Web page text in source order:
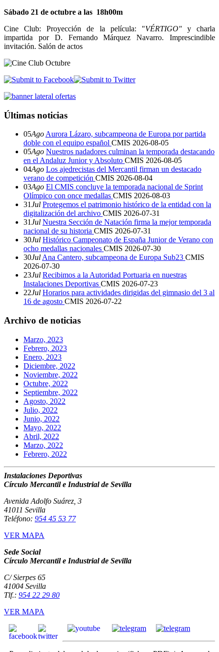
Sábado 21 de octubre a las 18h00m
Cine Club: Proyección de la película: "VÉRTIGO"y charla
impartida por D. Fernando Márquez Navarro. Imprescindible
invitación. Salón de actos
Últimas noticias
05Ago Aurora Lázaro, subcampeona de Europa por partida
doble con el equipo español CMIS 2026-08-05
05Ago Nuestros nadadores culminan la temporada destacando
en el Andaluz Junior y Absoluto CMIS 2026-08-05
04Ago Los ajedrecistas del Mercantil firman un destacado
verano de competición CMIS 2026-08-04
03Ago El CMIS concluye la temporada nacional de Sprint
Olímpico con once medallas CMIS 2026-08-03
31Jul Protegemos el patrimonio histórico de la entidad con la
digitalización del archivo CMIS 2026-07-31
31Jul Nuestra Sección de Natación firma la mejor temporada
nacional de su historia CMIS 2026-07-31
30Jul Histórico Campeonato de España Junior de Verano con
ocho medallas nacionales CMIS 2026-07-30
30Jul Ana Cantero, subcampeona de Europa Sub23 CMIS
2026-07-30
23Jul Recibimos a la Autoridad Portuaria en nuestras
Instalaciones Deportivas CMIS 2026-07-23
22Jul Horarios para actividades dirigidas del gimnasio del 3 al
16 de agosto CMIS 2026-07-22
Archivo de noticias
Marzo, 2023
Febrero, 2023
Enero, 2023
Diciembre, 2022
Noviembre, 2022
Octubre, 2022
Septiembre, 2022
Agosto, 2022
Julio, 2022
Junio, 2022
Mayo, 2022
Abril, 2022
Marzo, 2022
Febrero, 2022
Instalaciones Deportivas
Círculo Mercantil e Industrial de Sevilla
Avenida Adolfo Suárez, 3
41011 Sevilla
Teléfono: 954 45 53 77
VER MAPA
Sede Social
Círculo Mercantil e Industrial de Sevilla
C/ Sierpes 65
41004 Sevilla
Tlf.: 954 22 29 80
VER MAPA